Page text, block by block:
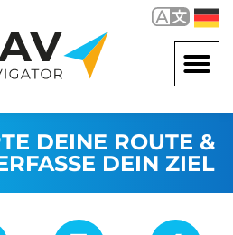
DEINE ROUTE &
DEIN ZIEL